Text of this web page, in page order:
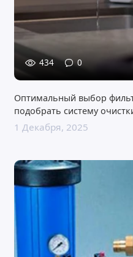
434 0
Оптимальный выбор
подобрать систему
1 Декабря, 2025